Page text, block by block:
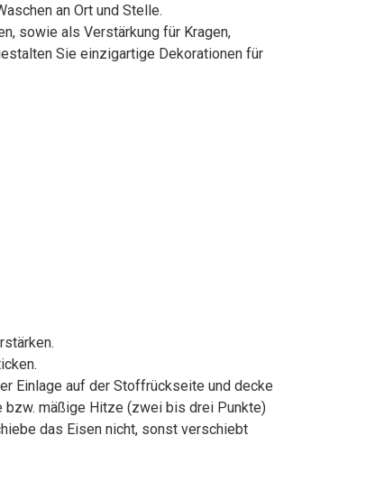
an Ort und Stelle.
sowie als Verstärkung für Kragen,
Sie einzigartige Dekorationen für
Einlage auf der Stoffrückseite und decke
bzw. mäßige Hitze (zwei bis drei Punkte)
das Eisen nicht, sonst verschiebt